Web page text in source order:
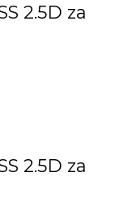
2.5D za
2.5D za